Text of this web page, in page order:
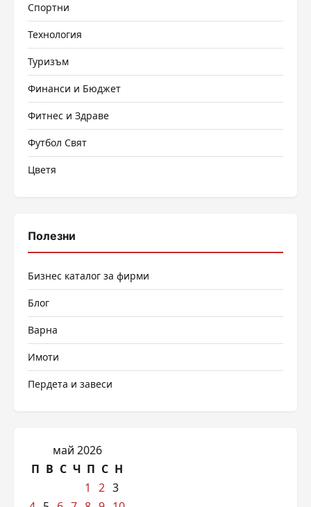
Спортни
Технология
Туризъм
Финанси и Бюджет
Фитнес и Здраве
Футбол Свят
Цветя
Полезни
Бизнес каталог за фирми
Блог
Варна
Имоти
Пердета и завеси
май 2026
П В С Ч П С Н
1
2 3